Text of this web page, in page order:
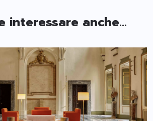
interessare anche...